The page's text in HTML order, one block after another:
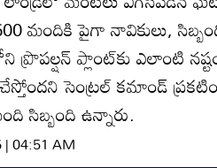
పైగా నావికులు,
ప్లాంట్‌కు ఎలాంటి
సెంట్రల్‌ కమాండ్‌
ఉన్నారు.
04:51 AM